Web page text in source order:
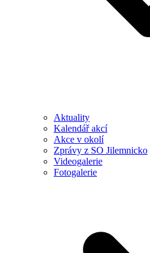
Aktuality
Kalendář akcí
Akce v okolí
Zprávy z SO Jilemnicko
Videogalerie
Fotogalerie